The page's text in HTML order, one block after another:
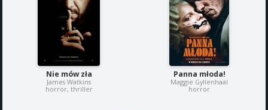
Nie mów zła
James Watkins
horror, thriller
Panna młoda!
Maggie Gyllenhaal
horror